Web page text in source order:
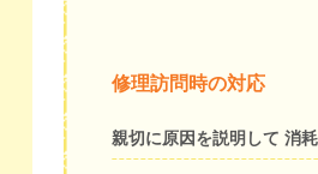
修理訪問時の対応
親切に原因を説明して 消